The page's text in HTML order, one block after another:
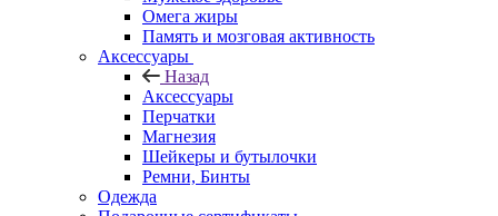
Омега жиры
Память и мозговая активность
Аксессуары
Назад
Аксессуары
Перчатки
Магнезия
Шейкеры и бутылочки
Ремни, Бинты
Одежда